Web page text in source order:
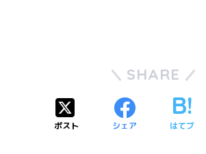
SHARE
ポスト シェア はてブ